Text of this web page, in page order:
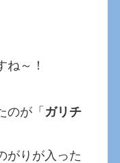
ね～！
のが「 ガリチ
がりが入った